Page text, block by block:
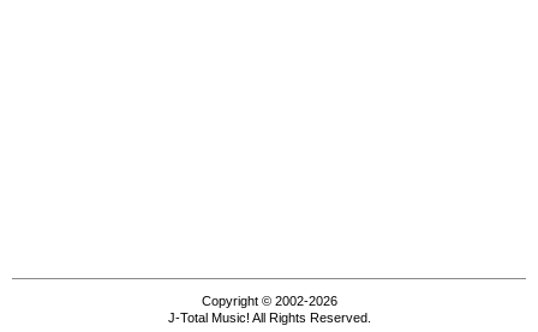
Copyright © 2002-2026
J-Total Music! All Rights Reserved.